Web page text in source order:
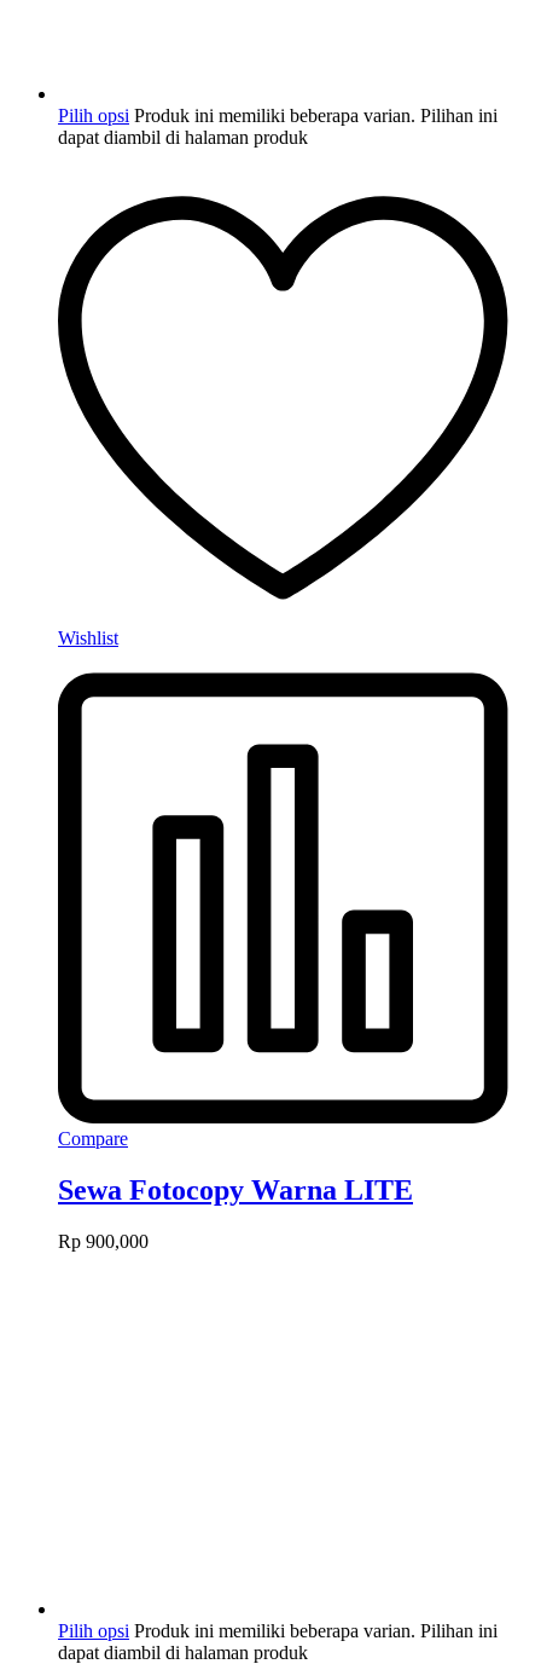
Pilih opsi Produk ini memiliki beberapa varian. Pilihan ini
dapat diambil di halaman produk
Wishlist
Compare
Sewa Fotocopy Warna LITE
Rp 900,000
Pilih opsi Produk ini memiliki beberapa varian. Pilihan ini
dapat diambil di halaman produk